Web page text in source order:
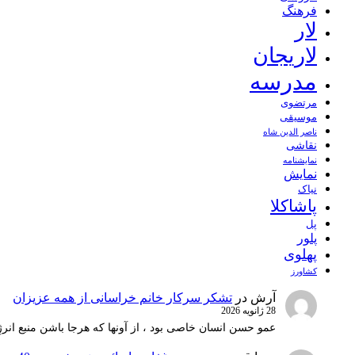
فرهنگ
لار
لاریجان
مدرسه
مرتضوی
موسیقی
ناصر الدین شاه
نقاشی
نمايشنامه
نمایش
نیاک
پاشاکلا
پل
پلور
پهلوی
کشاورز
آرش در تشکر سرکار خانم خراسانی از همه عزیزان
28 ژانویه 2026
عمو حسن انسان خاصی بود ، از آونها که هرجا باشن منبع